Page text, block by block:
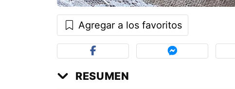
Agregar a los favoritos
RESUMEN